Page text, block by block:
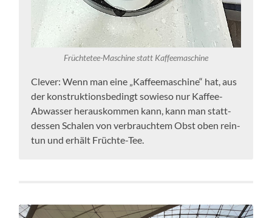
Früchtetee-Maschine statt Kaffeemaschine
Cle­ver: Wenn man eine „Kaf­fee­ma­schi­ne“ hat, aus
der kon­struk­ti­ons­be­dingt sowie­so nur Kaffee-
Abwasser her­aus­kom­men kann, kann man statt­
des­sen Scha­len von ver­brauch­tem Obst oben rein­
tun und erhält Früchte-Tee.